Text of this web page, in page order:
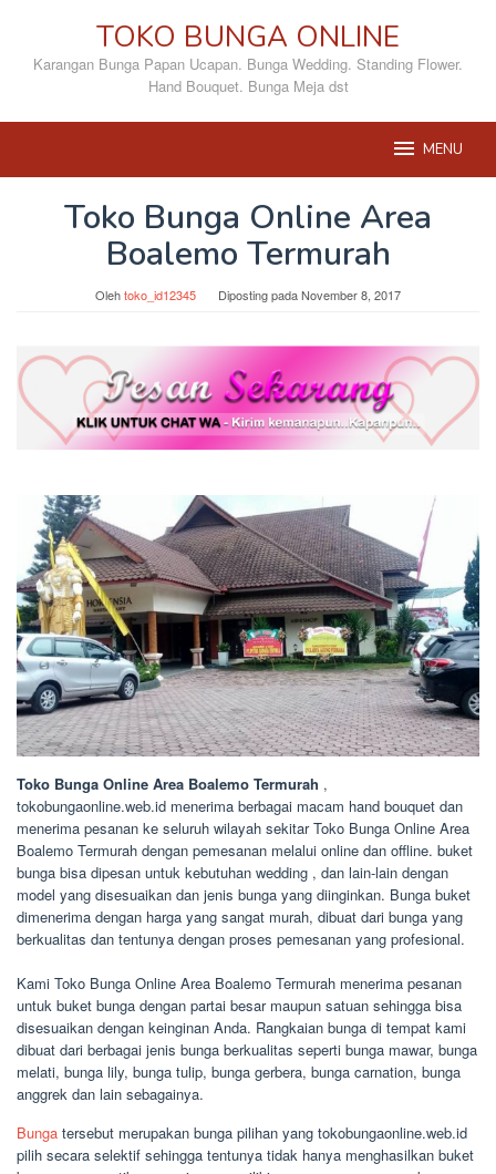
konten
TOKO BUNGA ONLINE
Karangan Bunga Papan Ucapan. Bunga Wedding. Standing Flower.
Hand Bouquet. Bunga Meja dst
MENU
Toko Bunga Online Area
Boalemo Termurah
Olehtoko_id12345 Diposting padaNovember 8, 2017
Toko Bunga Online Area Boalemo Termurah ,
tokobungaonline.web.id menerima berbagai macam hand bouquet dan
menerima pesanan ke seluruh wilayah sekitar Toko Bunga Online Area
Boalemo Termurah dengan pemesanan melalui online dan offline. buket
bunga bisa dipesan untuk kebutuhan wedding , dan lain-lain dengan
model yang disesuaikan dan jenis bunga yang diinginkan. Bunga buket
dimenerima dengan harga yang sangat murah, dibuat dari bunga yang
berkualitas dan tentunya dengan proses pemesanan yang profesional.
Kami Toko Bunga Online Area Boalemo Termurah menerima pesanan
untuk buket bunga dengan partai besar maupun satuan sehingga bisa
disesuaikan dengan keinginan Anda. Rangkaian bunga di tempat kami
dibuat dari berbagai jenis bunga berkualitas seperti bunga mawar, bunga
melati, bunga lily, bunga tulip, bunga gerbera, bunga carnation, bunga
anggrek dan lain sebagainya.
Bunga tersebut merupakan bunga pilihan yang tokobungaonline.web.id
pilih secara selektif sehingga tentunya tidak hanya menghasilkan buket